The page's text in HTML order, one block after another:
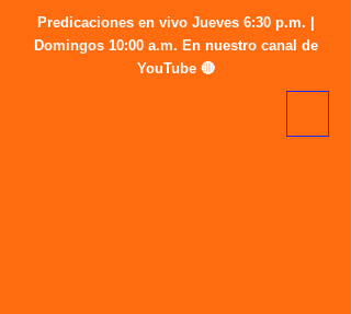
Predicaciones en vivo Jueves 6:30 p.m. |
Domingos 10:00 a.m. En nuestro canal de
YouTube 🔴